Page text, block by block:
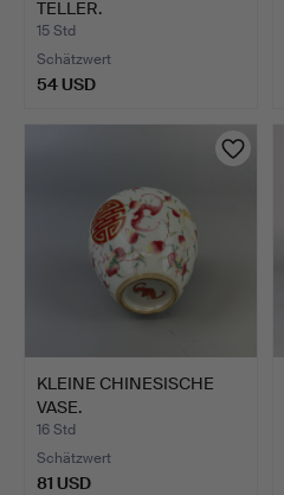
TELLER.
15 Std
Schätzwert
54 USD
KLEINE CHINESISCHE
VASE.
16 Std
Schätzwert
81 USD